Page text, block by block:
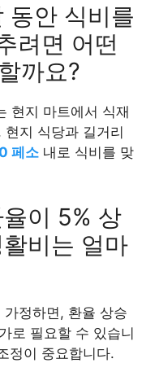
동안 식비를
려면 어떤
까요?
현지 마트에서 식재
현지 식당과 길거리
페소 내로 식비를 맞
이 5% 상
비는 얼마
가정하면, 환율 상승
로 필요할 수 있습니
정이 중요합니다.